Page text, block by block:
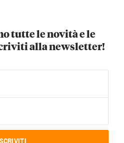
tutte le novità e le
alla newsletter!